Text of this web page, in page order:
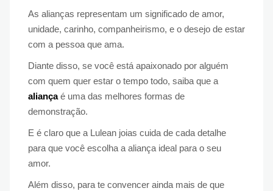
As alianças representam um significado de amor,
unidade, carinho, companheirismo, e o desejo de estar
com a pessoa que ama.
Diante disso, se você está apaixonado por alguém
com quem quer estar o tempo todo, saiba que a
aliançaé uma das melhores formas de
demonstração.
E é claro que a Lulean joias cuida de cada detalhe
para que você escolha a aliança ideal para o seu
amor.
Além disso, para te convencer ainda mais de que